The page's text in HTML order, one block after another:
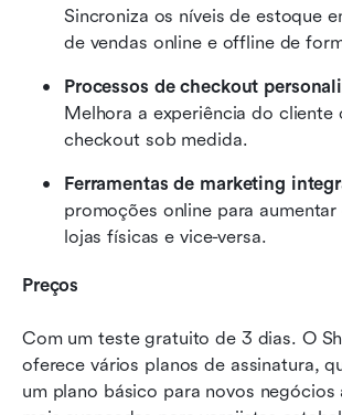
Sincroniza os níveis de estoque
de vendas online e offline de
Processos de checkout
Melhora a experiência do cliente
checkout sob medida.
Ferramentas de marketing
promoções online para
lojas físicas e vice-versa.
Preços
Com um teste gratuito de 3 dias. O
oferece vários planos de assinatura,
um plano básico para novos negócios